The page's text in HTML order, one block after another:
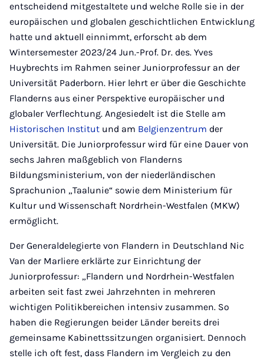
entscheidend mitgestaltete und welche Rolle sie in der
europäischen und globalen geschichtlichen Entwicklung
hatte und aktuell einnimmt, erforscht ab dem
Wintersemester 2023/24 Jun.-Prof. Dr. des. Yves
Huybrechts im Rahmen seiner Juniorprofessur an der
Universität Paderborn. Hier lehrt er über die Geschichte
Flanderns aus einer Perspektive europäischer und
globaler Verflechtung. Angesiedelt ist die Stelle am
Historischen Institut und am Belgienzentrum der
Universität. Die Juniorprofessur wird für eine Dauer von
sechs Jahren maßgeblich von Flanderns
Bildungsministerium, von der niederländischen
Sprachunion „Taalunie“ sowie dem Ministerium für
Kultur und Wissenschaft Nordrhein-Westfalen (MKW)
ermöglicht.
Der Generaldelegierte von Flandern in Deutschland Nic
Van der Marliere erklärte zur Einrichtung der
Juniorprofessur: „Flandern und Nordrhein-Westfalen
arbeiten seit fast zwei Jahrzehnten in mehreren
wichtigen Politikbereichen intensiv zusammen. So
haben die Regierungen beider Länder bereits drei
gemeinsame Kabinettssitzungen organisiert. Dennoch
stelle ich oft fest, dass Flandern im Vergleich zu den